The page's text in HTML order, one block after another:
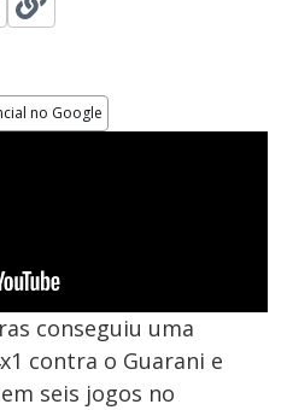
no Google
conseguiu uma
contra o Guarani e
seis jogos no